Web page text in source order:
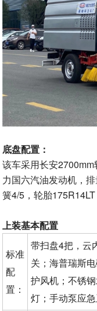
底盘配置：
该车采用长安
力国六汽油发动机，
簧4/5，轮胎
上装基本配置
标准
配
置：
带扫盘4把，云
关；海普瑞斯
护风机；不锈
灯；手动泵应